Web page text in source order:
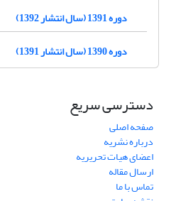
دوره 1391 (سال انتشار 1392)
دوره 1390 (سال انتشار 1391)
دسترسی سریع
صفحه اصلی
درباره نشریه
اعضای هیات تحریریه
ارسال مقاله
تماس با ما